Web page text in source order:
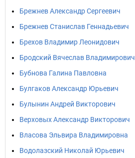
Брежнев Александр Сергеевич
Брежнев Станислав Геннадьевич
Брехов Владимир Леонидович
Бродский Вячеслав Владимирович
Бубнова Галина Павловна
Булгаков Александр Юрьевич
Булынин Андрей Викторович
Верховых Александр Викторович
Власова Эльвира Владимировна
Водолазский Николай Юрьевич